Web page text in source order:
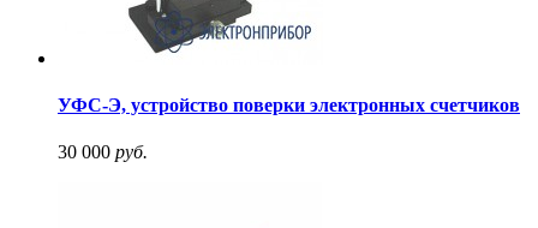
УФС-Э, устройство поверки электронных счетчиков
30 000 руб.